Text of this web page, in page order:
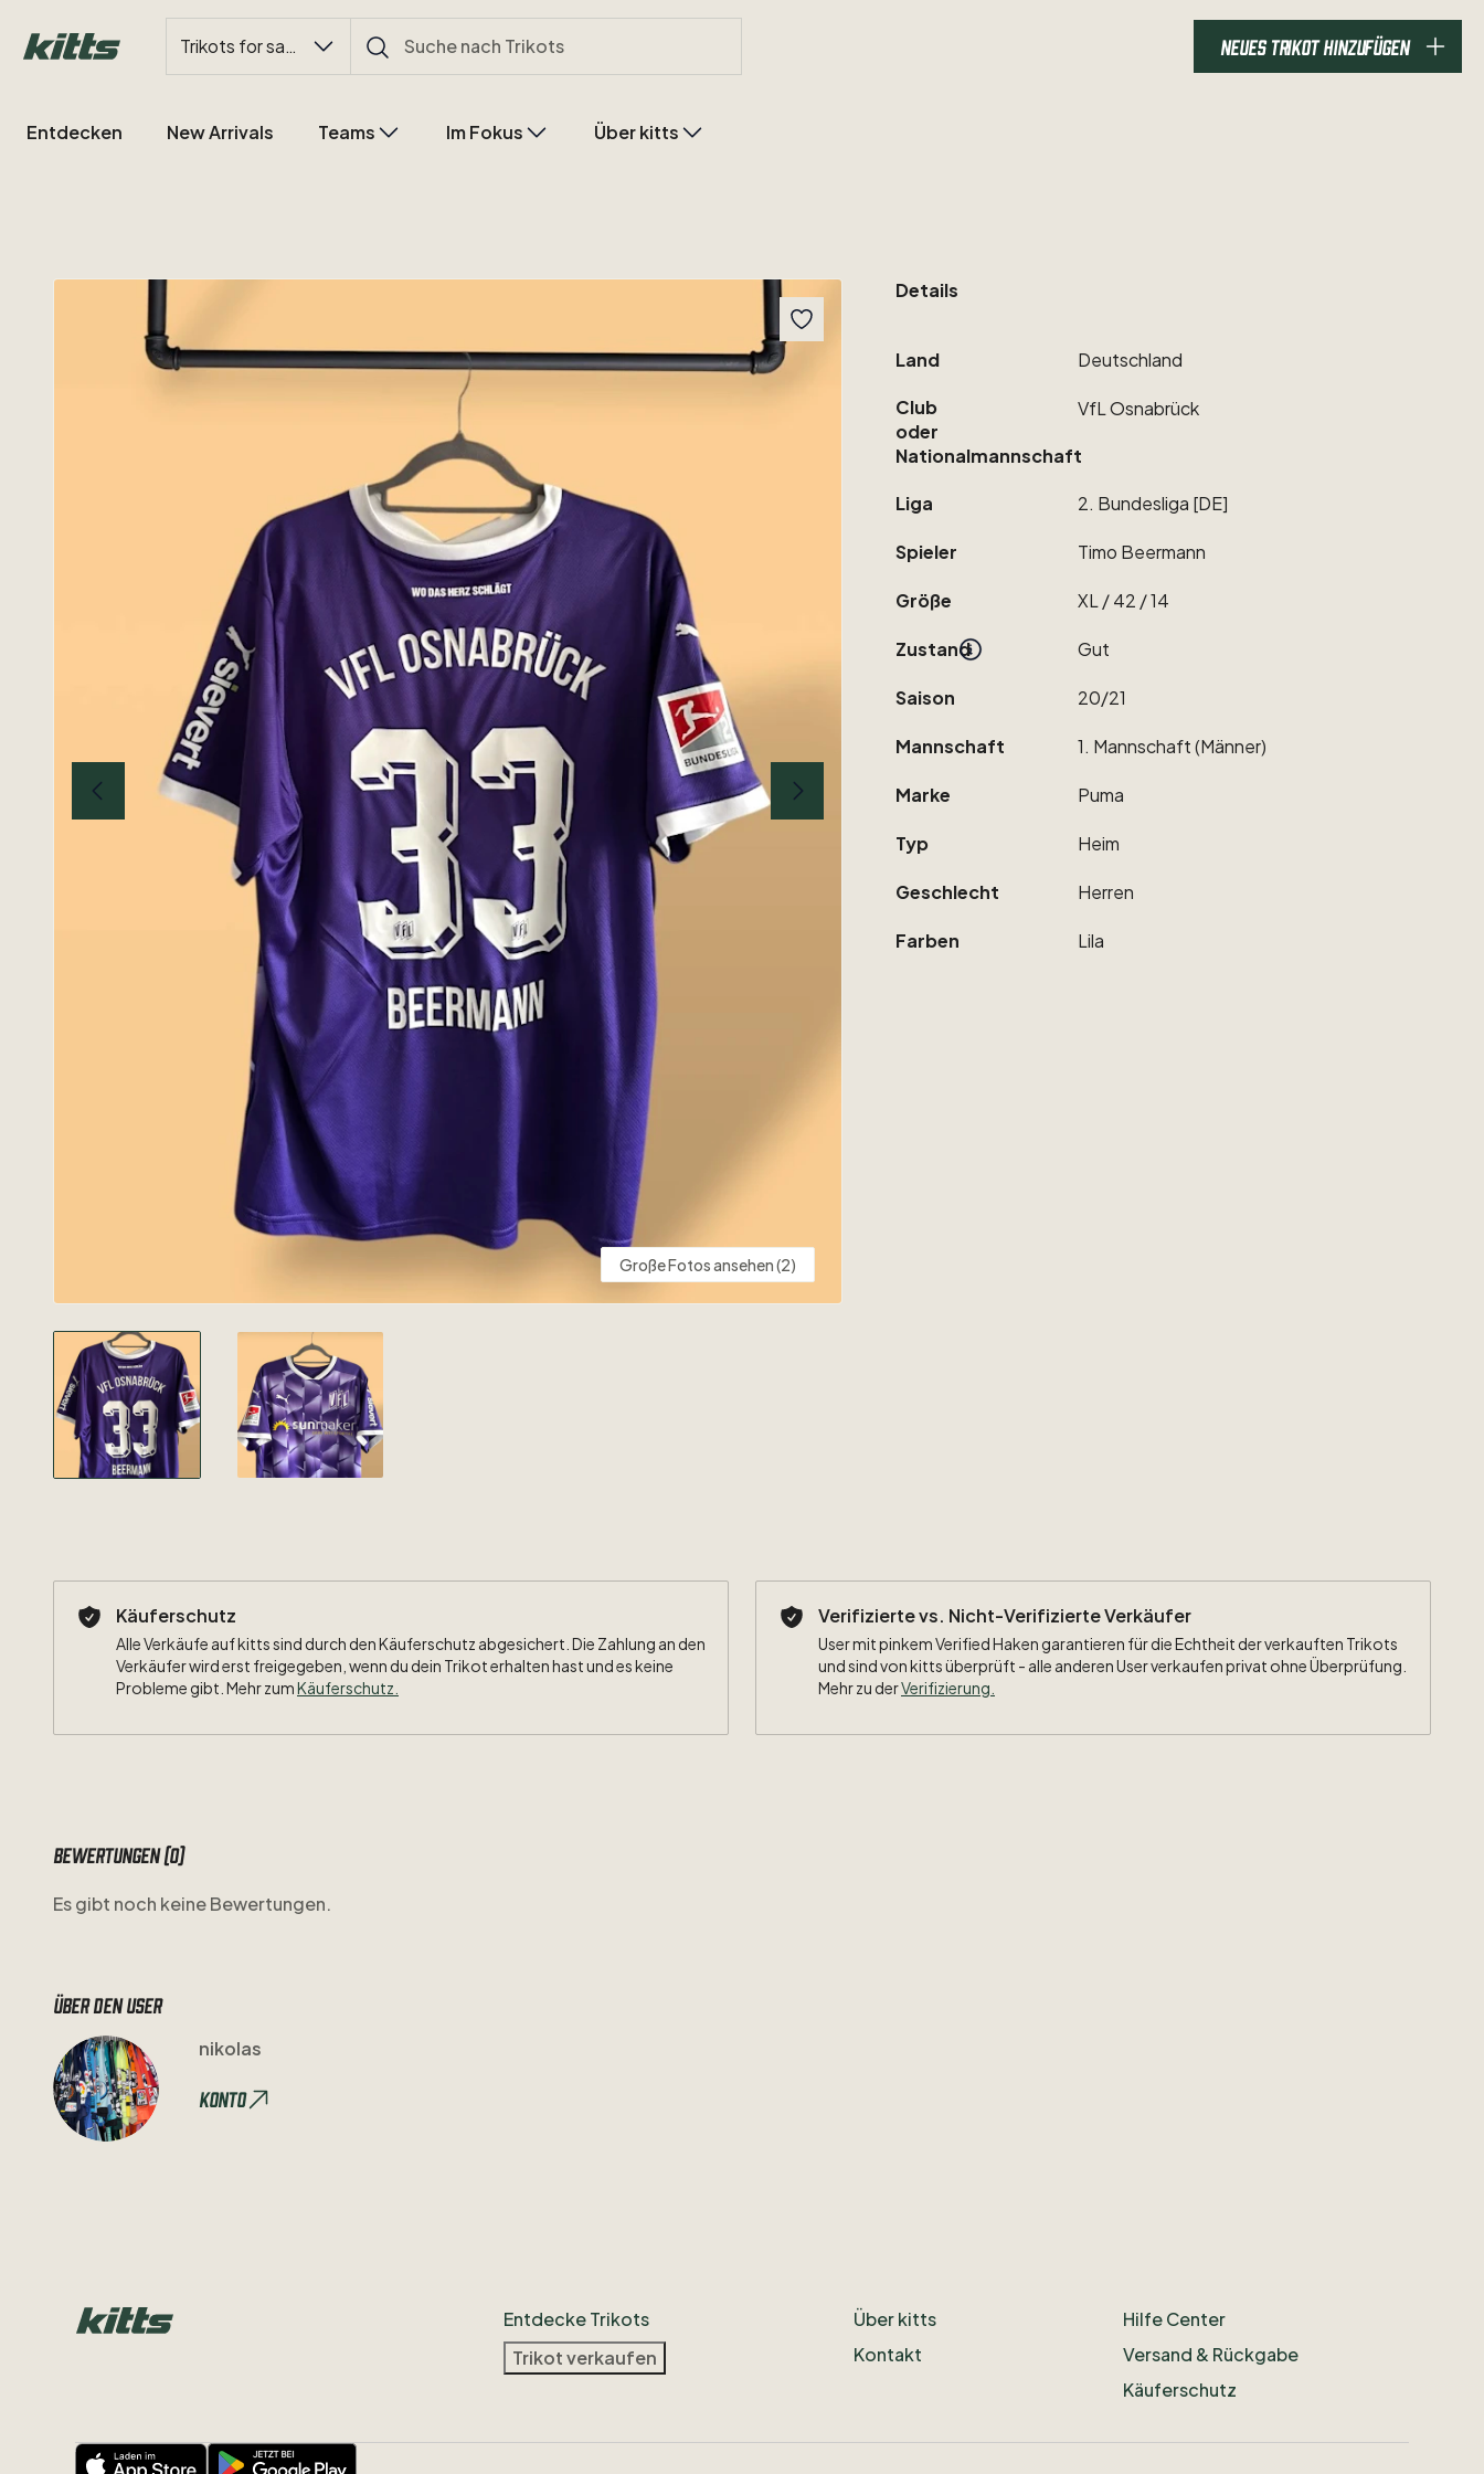
Trikots for sale NEUES TRIKOT HINZUFÜGEN
Entdecken New Arrivals Teams Im Fokus Über kitts
Große Fotos ansehen (2)
Details
Land Deutschland
Club
oder
Nationalmannschaft
VfLOsnabrück
Liga 2. Bundesliga [DE]
Spieler Timo Beermann
Größe XL ​/​42 ​/​14
Zustand Gut
Saison 20​/​21
Mannschaft 1. Mannschaft(Männer)
Marke Puma
Typ Heim
Geschlecht Herren
Farben Lila
Käuferschutz
Alle Verkäufe auf kitts sind durch den Käuferschutz abgesichert. Die Zahlung an den
Verkäufer wird erst freigegeben, wenn du dein Trikot erhalten hast und es keine
Probleme gibt. Mehr zumKäuferschutz
Verifizierte vs. Nicht-Verifizierte Verkäufer
User mit pinkem Verified Haken garantieren für die Echtheit der verkauften Trikots
und sind von kitts überprüft - alle anderen User verkaufen privat ohne Überprüfung.
Mehr zu derVerifizierung.
Bewertungen (0)
Es gibt noch keine Bewertungen.
Über den user
nikolas
Konto
Entdecke Trikots
Trikot verkaufen
Über kitts
Kontakt
Hilfe Center
Versand & Rückgabe
Käuferschutz